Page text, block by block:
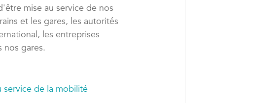
mise au service de nos
et les gares, les autorités
les entreprises
nos gares.
service de la mobilité